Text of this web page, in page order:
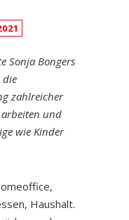
Sonja Bongers
die
zahlreicher
arbeiten und
wie Kinder
Haushalt.